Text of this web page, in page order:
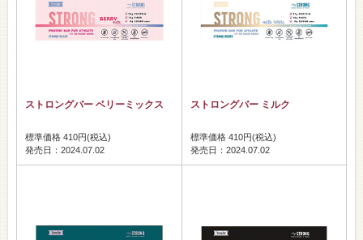
ストロングバー ベリーミックス
標準価格 410円(税込)
発売日：2024.07.02
ストロングバー ミルク
標準価格 410円(税込)
発売日：2024.07.02